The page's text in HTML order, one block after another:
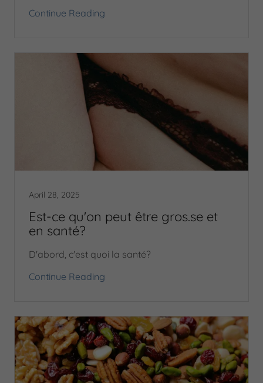
Continue Reading
April 28, 2025
Est-ce qu'on peut être gros.se et
en santé?
D'abord, c'est quoi la santé?
Continue Reading